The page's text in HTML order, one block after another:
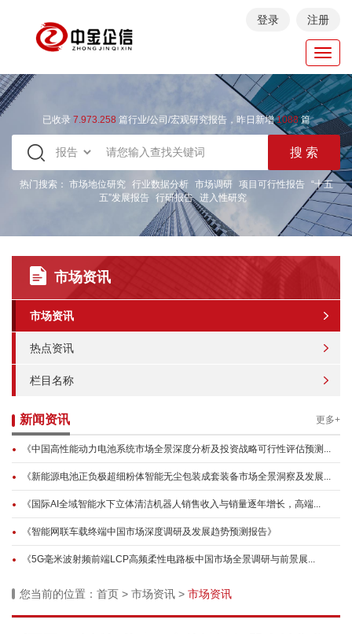
登录 注册
已收录 7.973.258 篇行业/公司/宏观研究报告，昨日新增1088篇
热门搜索： 市场地位研究 行业数据分析 市场调研 项目可行性报告
“十五
五”发展报告 行研报告 进入性研究
市场资讯
市场资讯
热点资讯
栏目名称
新闻资讯 更多+
《中国高性能动力电池系统市场全景深度分析及投资战略可行性评估预测...
《新能源电池正负极超细粉体智能无尘包装成套装备市场全景洞察及发展...
《国际AI全域智能水下立体清洁机器人销售收入与销量逐年增长，高端...
《智能网联车载终端中国市场深度调研及发展趋势预测报告》
《5G毫米波射频前端LCP高频柔性电路板中国市场全景调研与前景展...
您当前的位置： 首页 > 市场资讯 > 市场资讯